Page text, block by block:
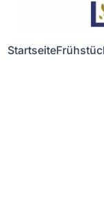
Startseite